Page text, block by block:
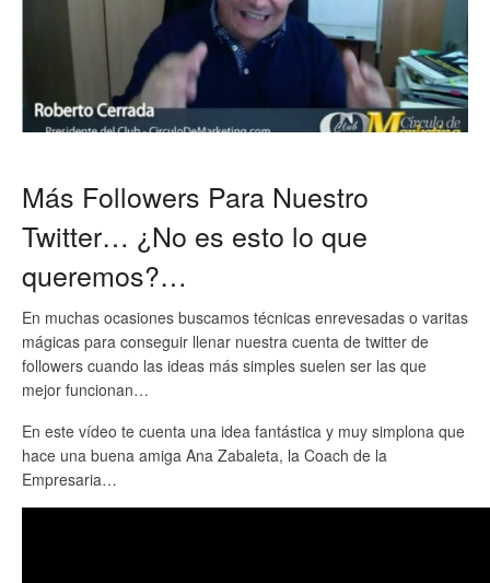
Más Followers Para Nuestro
Twitter… ¿No es esto lo que
queremos?…
En muchas ocasiones buscamos técnicas enrevesadas o varitas
mágicas para conseguir llenar nuestra cuenta de twitter de
followers cuando las ideas más simples suelen ser las que
mejor funcionan…
En este vídeo te cuenta una idea fantástica y muy simplona que
hace una buena amiga Ana Zabaleta, la Coach de la
Empresaria…